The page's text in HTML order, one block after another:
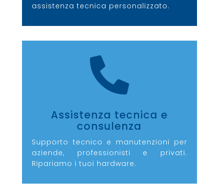
assistenza tecnica personalizzato.

Assistenza tecnica e
consulenza
Supporto tecnico e manutenzioni per
aziende, professionisti e privati.
Ripariamo i tuoi hardware.